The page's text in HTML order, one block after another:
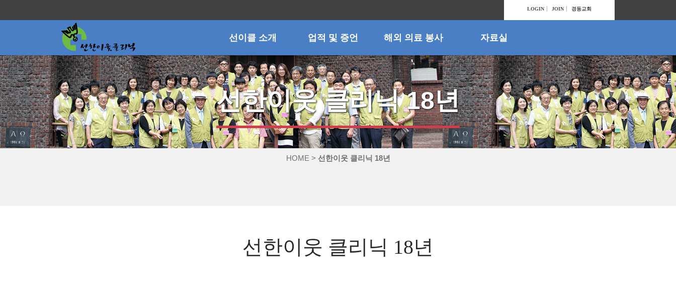
LOGIN JOIN 경동교회
선이클 소개 업적 및 증언 해외 의료 봉사 자료실
선한이웃 클리닉 18년
HOME > 선한이웃 클리닉 18년
선한이웃 클리닉 18년